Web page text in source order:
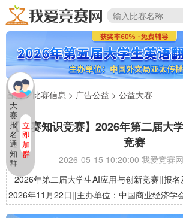
首页>比赛信息 > 广告公益 > 公益大赛
【初赛知识竞赛】2026年第二届大
竞赛
2026-05-15 10:20:00 我爱竞赛网
2026年第二届大学生AI应用与创新竞赛||报名
2026年11月22日||主办单位：中国商业经济学
大
赛
报
名
通
知
群
立
即
加
群